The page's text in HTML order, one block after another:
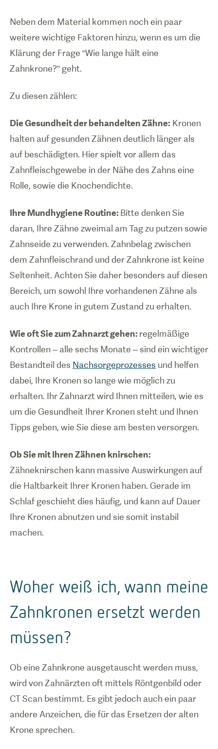
Neben dem Material kommen noch ein paar
weitere wichtige Faktoren hinzu, wenn es um die
Klärung der Frage “Wie lange hält eine
Zahnkrone?” geht.
Zu diesen zählen:
Die Gesundheit der behandelten Zähne: Kronen
halten auf gesunden Zähnen deutlich länger als
auf beschädigten. Hier spielt vor allem das
Zahnfleischgewebe in der Nähe des Zahns eine
Rolle, sowie die Knochendichte.
Ihre Mundhygiene Routine: Bitte denken Sie
daran, Ihre Zähne zweimal am Tag zu putzen sowie
Zahnseide zu verwenden. Zahnbelag zwischen
dem Zahnfleischrand und der Zahnkrone ist keine
Seltenheit. Achten Sie daher besonders auf diesen
Bereich, um sowohl Ihre vorhandenen Zähne als
auch Ihre Krone in gutem Zustand zu erhalten.
Wie oft Sie zum Zahnarzt gehen: regelmäßige
Kontrollen – alle sechs Monate – sind ein wichtiger
Bestandteil des Nachsorgeprozesses und helfen
dabei, Ihre Kronen so lange wie möglich zu
erhalten. Ihr Zahnarzt wird Ihnen mitteilen, wie es
um die Gesundheit Ihrer Kronen steht und Ihnen
Tipps geben, wie Sie diese am besten versorgen.
Ob Sie mit Ihren Zähnen knirschen:
Zähneknirschen kann massive Auswirkungen auf
die Haltbarkeit Ihrer Kronen haben. Gerade im
Schlaf geschieht dies häufig, und kann auf Dauer
Ihre Kronen abnutzen und sie somit instabil
machen.
Woher weiß ich, wann meine
Zahnkronen ersetzt werden
müssen?
Ob eine Zahnkrone ausgetauscht werden muss,
wird von Zahnärzten oft mittels Röntgenbild oder
CT Scan bestimmt. Es gibt jedoch auch ein paar
andere Anzeichen, die für das Ersetzen der alten
Krone sprechen.